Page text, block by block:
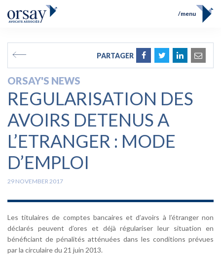
FR
menu
Expertises
Prix et Distinctions
Opérations
News
Contact
PARTAGER
ORSAY'S NEWS
REGULARISATION DES
AVOIRS DETENUS A
L’ETRANGER : MODE
D’EMPLOI
29 NOVEMBER 2017
Les titulaires de comptes bancaires et d’avoirs à l’étranger non
déclarés peuvent d’ores et déjà régulariser leur situation en
bénéficiant de pénalités atténuées dans les conditions prévues
par la circulaire du 21 juin 2013.